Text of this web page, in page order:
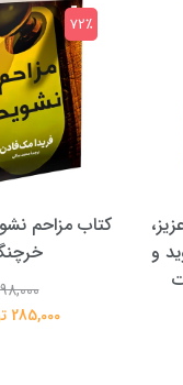
و
کتاب مزاحم
285,000 تومان
72٪